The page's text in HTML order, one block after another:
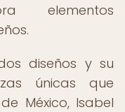
elementos
diseños y su
únicas que
México, Isabel